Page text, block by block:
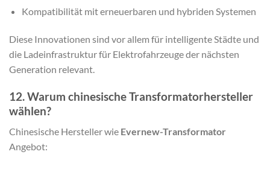
Kompatibilität mit erneuerbaren und hybriden Systemen
Diese Innovationen sind vor allem für intelligente Städte und
die Ladeinfrastruktur für Elektrofahrzeuge der nächsten
Generation relevant.
12. Warum chinesische Transformatorhersteller
wählen?
Chinesische Hersteller wie Evernew-Transformator
Angebot: